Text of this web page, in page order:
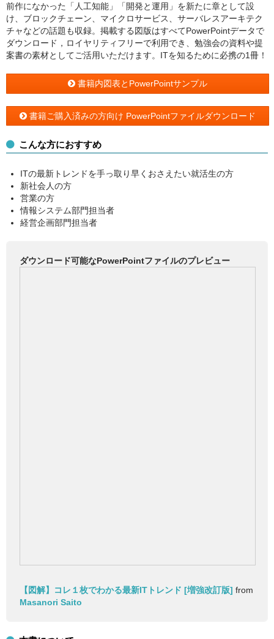
前作になかった「人工知能」「開発と運用」を新たに章として設
け、ブロックチェーン、マイクロサービス、サーバレスアーキテク
チャなどの話題も収録。掲載する図版はすべてPowerPointデータで
ダウンロード，ロイヤリティフリーで利用でき、勉強会の資料や提
案書の素材としてご活用いただけます。ITを知るために必携の1冊！
書籍内図表とPowerPointサンプル
書籍ご購入済みの方向け PowerPointファイルダウンロード
こんな方におすすめ
ITの最新トレンドを手っ取り早くおさえたい就活生の方
新社会人の方
営業の方
情報システム部門担当者
経営企画部門担当者
ダウンロード可能なPowerPointファイルのプレビュー
【図解】コレ１枚でわかる最新ITトレンド [増強改訂版] from
Masanori Saito